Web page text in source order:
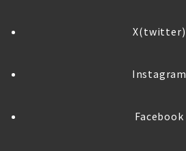
X(twitter)
Instagram
Facebook